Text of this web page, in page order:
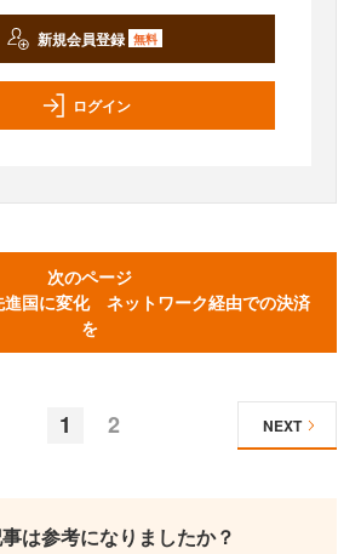
新規会員登録 無料
ログイン
次のページ
進国に変化 ネットワーク経由での決済
を
1 2 NEXT
は参考になりましたか？